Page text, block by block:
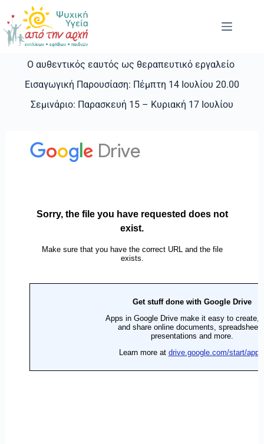
Ο αυθεντικός εαυτός ως θεραπευτικό εργαλείο
Εισαγωγική Παρουσίαση: Πέμπτη 14 Ιουλίου 20.00
Σεμινάριο: Παρασκευή 15 – Κυριακή 17 Ιουλίου